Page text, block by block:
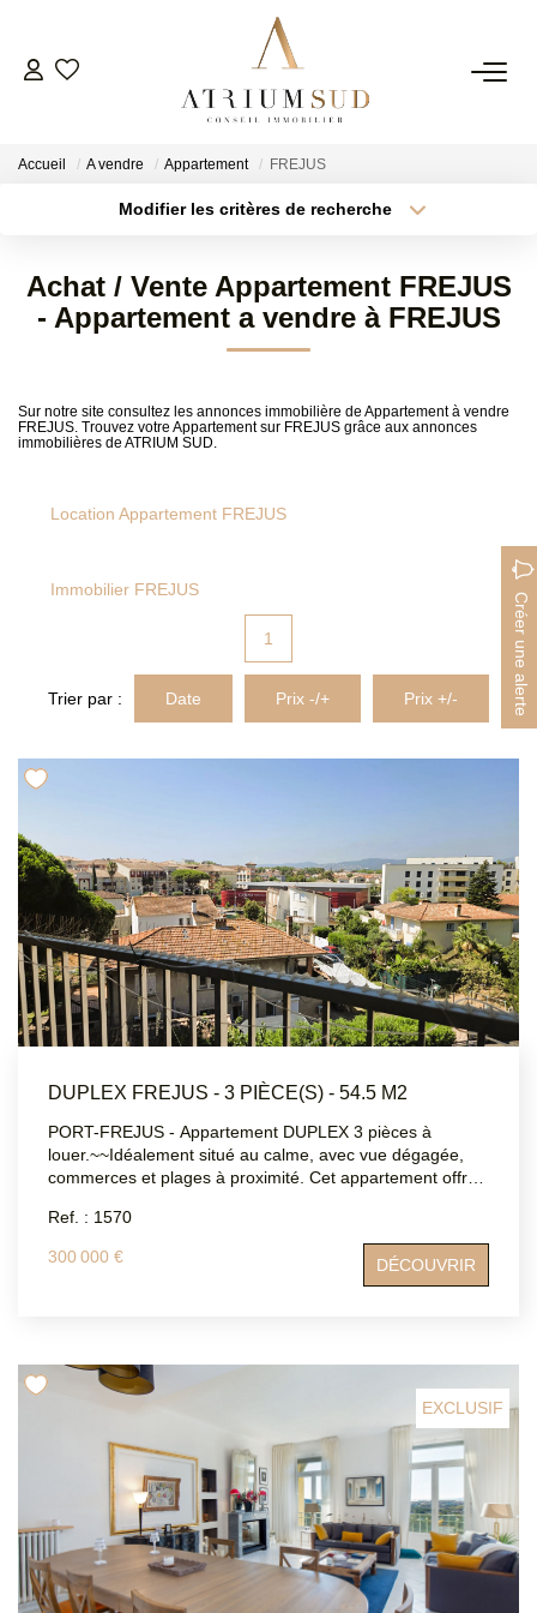
TRANSACTION
ESTIMATION
Accueil A vendre Appartement FREJUS
Modifier les critères de recherche
Sélectionnez...
Type de bien
Surface min
Créer une alerte
Achat / Vente Appartement FREJUS
- Appartement a vendre à FREJUS
Sur notre site consultez les annonces immobilière de Appartement à vendre
FREJUS. Trouvez votre Appartement sur FREJUS grâce aux annonces
immobilières de ATRIUM SUD.
Location Appartement FREJUS
Immobilier FREJUS
Créer une alerte
1
Trier par : Date Prix -/+ Prix +/-
DUPLEX FREJUS - 3 PIÈCE(S) - 54.5 M2
PORT-FREJUS - Appartement DUPLEX 3 pièces à
louer.~~Idéalement situé au calme, avec vue dégagée,
commerces et plages à proximité. Cet appartement offre
donnant sur une belle terrasse, une chambre avec
placard, salle d'eau, WC indépendant. En mezzanine,
vous trouverez un bel espace à aménager en chambre et
coin bureau, ainsi qu'une salle de bain avec
Ref. : 1570
300 000 € DÉCOUVRIR
EXCLUSIF